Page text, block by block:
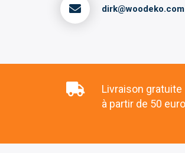
dirk@woodeko.com
Livraison gratuite
à partir de 50